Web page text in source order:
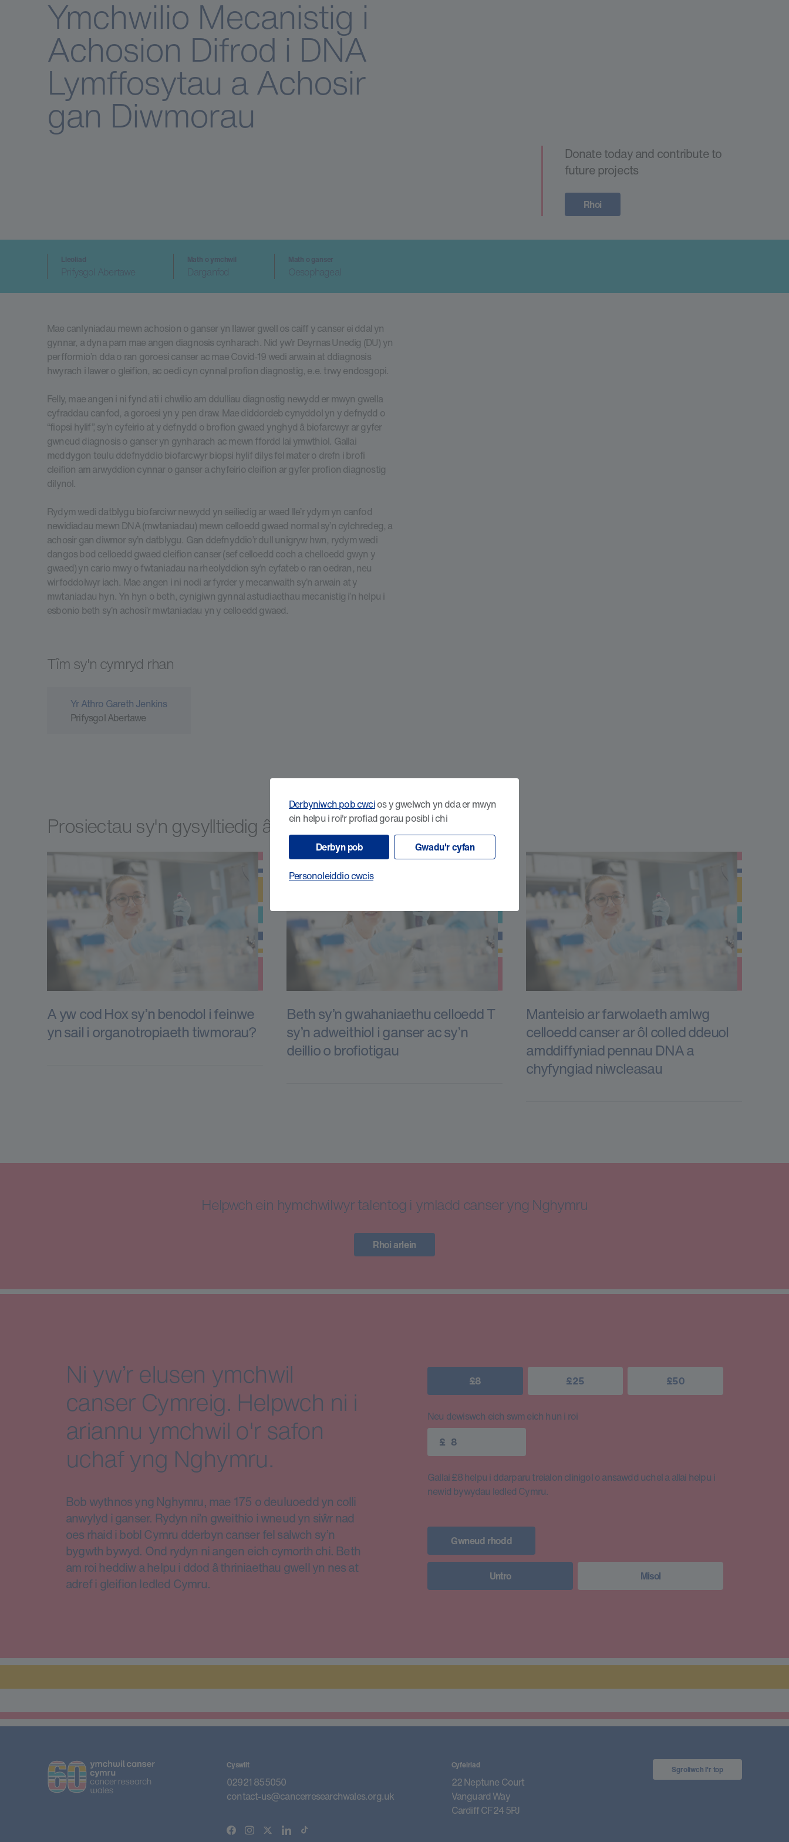
Derbyniwch pob cwcios y gwelwch yn dda er mwyn
ein helpu i roi'r profiad gorau posibl i chi
Derbyn pob Gwadu'r cyfan
Personoleiddio cwcis
Ymchwilio Mecanistig i
Achosion Difrod i DNA
Lymffosytau a Achosir
gan Diwmorau
Donate today and contribute to
future projects
Rhoi
Lleoliad
Prifysgol Abertawe
Math o ymchwil
Darganfod
Math o ganser
Oesophageal
Mae canlyniadau mewn achosion o ganser yn llawer gwell os caiff y canser ei ddal yn
gynnar, a dyna pam mae angen diagnosis cynharach. Nid yw’r Deyrnas Unedig (DU) yn
perfformio’n dda o ran goroesi canser ac mae Covid-19 wedi arwain at ddiagnosis
hwyrach i lawer o gleifion, ac oedi cyn cynnal profion diagnostig, e.e. trwy endosgopi.
Felly, mae angen i ni fynd ati i chwilio am ddulliau diagnostig newydd er mwyn gwella
cyfraddau canfod, a goroesi yn y pen draw. Mae diddordeb cynyddol yn y defnydd o
“fiopsi hylif”, sy’n cyfeirio at y defnydd o brofion gwaed ynghyd â biofarcwyr ar gyfer
gwneud diagnosis o ganser yn gynharach ac mewn ffordd lai ymwthiol. Gallai
meddygon teulu ddefnyddio biofarcwyr biopsi hylif dilys fel mater o drefn i brofi
cleifion am arwyddion cynnar o ganser a chyfeirio cleifion ar gyfer profion diagnostig
dilynol.
Rydym wedi datblygu biofarciwr newydd yn seiliedig ar waed lle’r ydym yn canfod
newidiadau mewn DNA (mwtaniadau) mewn celloedd gwaed normal sy’n cylchredeg, a
achosir gan diwmor sy’n datblygu. Gan ddefnyddio’r dull unigryw hwn, rydym wedi
dangos bod celloedd gwaed cleifion canser (sef celloedd coch a chelloedd gwyn y
gwaed) yn cario mwy o fwtaniadau na rheolyddion sy’n cyfateb o ran oedran, neu
wirfoddolwyr iach. Mae angen i ni nodi ar fyrder y mecanwaith sy’n arwain at y
mwtaniadau hyn. Yn hyn o beth, cynigiwn gynnal astudiaethau mecanistig i’n helpu i
esbonio beth sy’n achosi’r mwtaniadau yn y celloedd gwaed.
Tîm sy'n cymryd rhan
Yr Athro Gareth Jenkins
Prifysgol Abertawe
Prosiectau sy'n gysylltiedig âDarganfod
A yw cod Hox sy’n benodol i feinwe
yn sail i organotropiaeth tiwmorau?
Beth sy’n gwahaniaethu celloedd T
sy’n adweithiol i ganser ac sy’n
deillio o brofiotigau
Manteisio ar farwolaeth amlwg
celloedd canser ar ôl colled ddeuol
amddiffyniad pennau DNA a
chyfyngiad niwcleasau
Helpwch ein hymchwilwyr talentog i ymladd canser yng Nghymru
Rhoi arlein
Ni yw’r elusen ymchwil
canser Cymreig. Helpwch ni i
ariannu ymchwil o'r safon
uchaf yng Nghymru.
Bob wythnos yng Nghymru, mae 175 o deuluoedd yn colli
anwylyd i ganser. Rydyn ni’n gweithio i wneud yn siŵr nad
oes rhaid i bobl Cymru dderbyn canser fel salwch sy’n
bygwth bywyd. Ond rydyn ni angen eich cymorth chi. Beth
am roi heddiw a helpu i ddod â thriniaethau gwell yn nes at
adref i gleifion ledled Cymru.
£8 £25 £50
Neu dewiswch eich swm eich hun i roi
£
Gallai £8 helpu i ddarparu treialon clinigol o ansawdd uchel a allai helpu i
newid bywydau ledled Cymru.
Gwneud rhodd
Untro Misol
Sgroliwch I'r top
Cyswllt
02921 855050
contact-us@cancerresearchwales.org.uk
Cyfeiriad
22 Neptune Court
Vanguard Way
Cardiff CF24 5PJ